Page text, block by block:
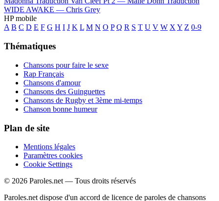
WIDE AWAKE — Chris Grey
HP mobile
A B C D E F G H I J K L M N O P Q R S T U V W XY Z 0-9
Thématiques
Chansons pour faire le sexe
Rap Français
Chansons d'amour
Chansons des Guinguettes
Chansons de Rugby et 3ème mi-temps
Chanson bonne humeur
Plan de site
Mentions légales
Paramètres cookies
Cookie Settings
© 2026 Paroles.net — Tous droits réservés
Paroles.net dispose d'un accord de licence de paroles de chansons